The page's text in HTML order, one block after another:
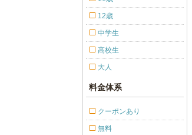
12歳
中学生
高校生
大人
料金体系
クーポンあり
無料